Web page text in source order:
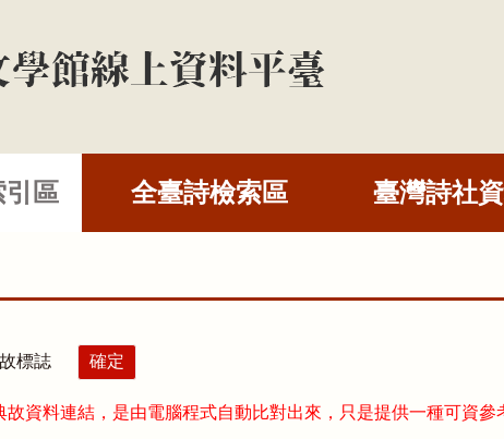
引區 全臺詩檢索區 臺灣詩社
標誌
資料連結，是由電腦程式自動比對出來，只是提供一種可資